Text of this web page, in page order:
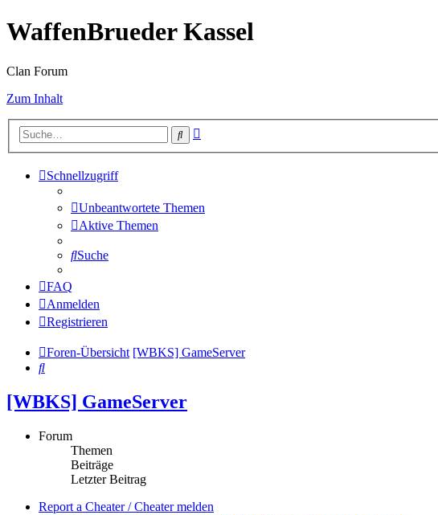
WaffenBrueder Kassel
Clan Forum
Zum Inhalt
Suche
Schnellzugriff
Unbeantwortete Themen
Aktive Themen
Suche
FAQ
Anmelden
Registrieren
Foren-Übersicht [WBKS] GameServer
Suche
[WBKS] GameServer
Forum
Themen
Beiträge
Letzter Beitrag
Report a Cheater / Cheater melden